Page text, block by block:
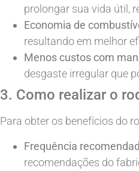
prolongar sua vida útil,
Economia de
resultando em melhor
Menos custos com
desgaste irregular que
3. Como realizar o
Para obter os benefícios do
Frequência
recomendações do